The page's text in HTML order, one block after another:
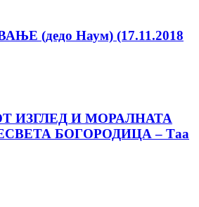
(дедо Наум) (17.11.2018
ИЗГЛЕД И МОРАЛНАТА
БОГОРОДИЦА – Таа